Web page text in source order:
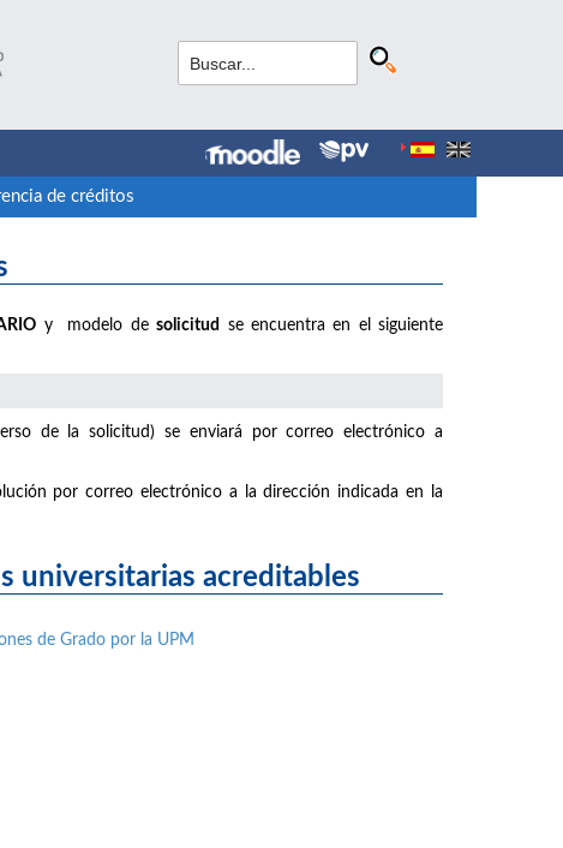
de créditos
y modelo desolicitud
se encuentra en el siguiente
de la solicitud) se enviará por correo electrónico a
por correo electrónico a la dirección indicada en la
universitarias acreditables
de Grado por la UPM